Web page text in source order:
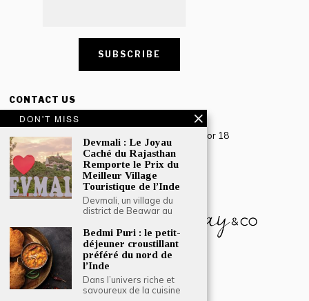
CONTACT US
Creative Travel Pvt. Ltd.
Creative Plaza, 283 Udyog Vihar Phase 2, Sector 18
Gurugram, Haryana – 122016, India
Tel: +91-124 4567777
Email:engage@southasiatraveljournal.com
© 2024 Creative Travel Blogs. Tous droits
DON'T MISS
Devmali : Le Joyau
Caché du Rajasthan
Remporte le Prix du
Meilleur Village
Touristique de l’Inde
Devmali, un village du
district de Beawar au
Bedmi Puri : le petit-
déjeuner croustillant
préféré du nord de
l’Inde
Dans l’univers riche et
savoureux de la cuisine